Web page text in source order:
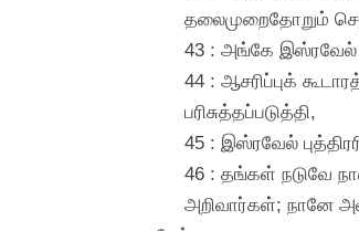
தலைமுறைதோறும்
43 : அங்கே இஸ்ரவேல்
44 : ஆசரிப்புக்
பரிசுத்தப்படுத்தி,
45 : இஸ்ரவேல்
46 : தங்கள் நடுவே
அறிவார்கள்; நானே